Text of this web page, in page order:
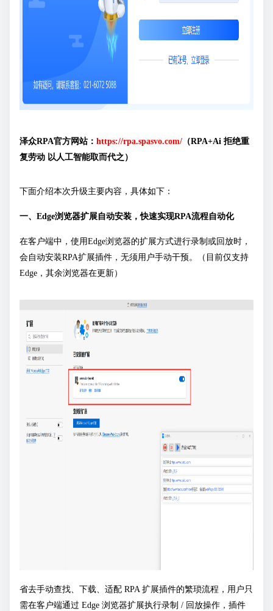
泽众RPA官方网站： https://rpa.spasvo.com/ （RPA+Ai 拒绝重
复劳动 以人工智能取而代之）
下面介绍本次升级主要内容，具体如下：
一、Edge浏览器扩展自动安装，快速实现RPA流程自动化
在客户端中，使用Edge浏览器的扩展方式进行录制或回放时，
会自动安装RPA扩展插件，无须用户手动干预。（目前仅支持
Edge，其余浏览器在更新）
省去手动查找、下载、适配 RPA 扩展插件的繁琐流程，用户只
需在客户端通过 Edge 浏览器扩展执行录制 / 回放操作，插件